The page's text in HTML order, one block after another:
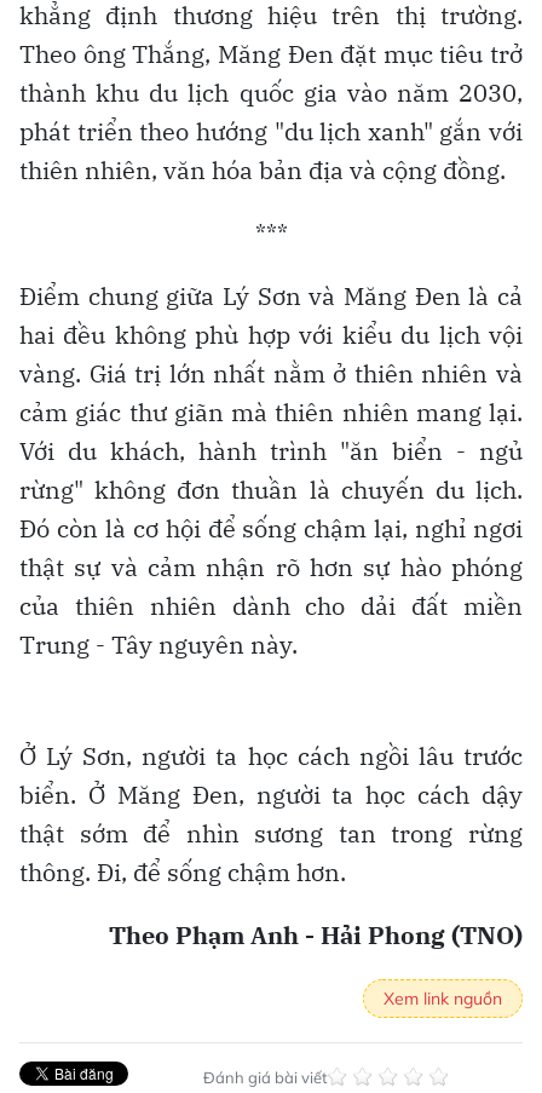
khẳng định thương hiệu trên thị trường.
Theo ông Thắng, Măng Đen đặt mục tiêu trở
thành khu du lịch quốc gia vào năm 2030,
phát triển theo hướng "du lịch xanh" gắn với
thiên nhiên, văn hóa bản địa và cộng đồng.
***
Điểm chung giữa Lý Sơn và Măng Đen là cả
hai đều không phù hợp với kiểu du lịch vội
vàng. Giá trị lớn nhất nằm ở thiên nhiên và
cảm giác thư giãn mà thiên nhiên mang lại.
Với du khách, hành trình "ăn biển - ngủ
rừng" không đơn thuần là chuyến du lịch.
Đó còn là cơ hội để sống chậm lại, nghỉ ngơi
thật sự và cảm nhận rõ hơn sự hào phóng
của thiên nhiên dành cho dải đất miền
Trung - Tây nguyên này.
Ở Lý Sơn, người ta học cách ngồi lâu trước
biển. Ở Măng Đen, người ta học cách dậy
thật sớm để nhìn sương tan trong rừng
thông. Đi, để sống chậm hơn.
Theo Phạm Anh - Hải Phong (TNO)
Xem link nguồn
Đánh giá bài viết